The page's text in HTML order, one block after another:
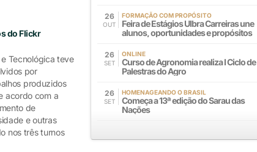
do Flickr
Tecnológica teve
por
produzidos
acordo com a
de
e outras
nos três turnos
26
OUT
FORMAÇÃO COM PROPÓSITO
Feira de Estágios Ulbra Carreiras une
alunos, oportunidades e propósitos
26
SET
ONLINE
Curso de Agronomia realiza I Ciclo de
Palestras do Agro
26
SET
HOMENAGEANDO O BRASIL
Começa a 13ª edição do Sarau das
Nações